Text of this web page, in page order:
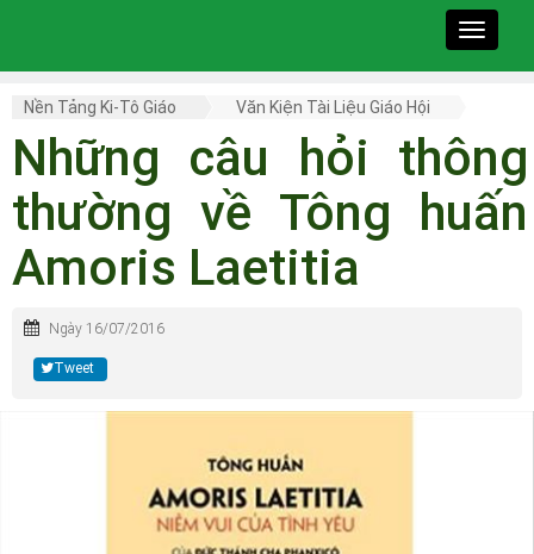
Toggle
Nền Tảng Ki-Tô Giáo Văn Kiện Tài Liệu Giáo Hội
Những câu hỏi thông
thường về Tông huấn
Amoris Laetitia
Ngày 16/07/2016
Tweet